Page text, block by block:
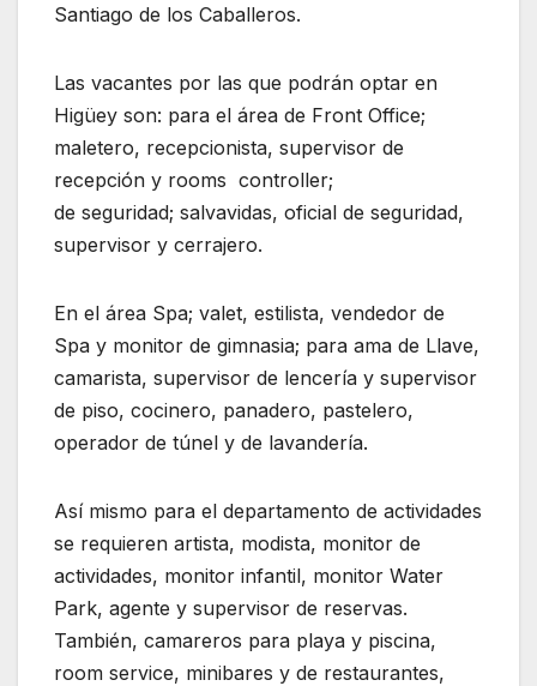
Santiago de los Caballeros.
Las vacantes por las que podrán optar en
Higüey son: para el área de Front Office;
maletero, recepcionista, supervisor de
recepción y rooms controller;
de seguridad; salvavidas, oficial de seguridad,
supervisor y cerrajero.
En el área Spa; valet, estilista, vendedor de
Spa y monitor de gimnasia; para ama de Llave,
camarista, supervisor de lencería y supervisor
de piso, cocinero, panadero, pastelero,
operador de túnel y de lavandería.
Así mismo para el departamento de actividades
se requieren artista, modista, monitor de
actividades, monitor infantil, monitor Water
Park, agente y supervisor de reservas.
También, camareros para playa y piscina,
room service, minibares y de restaurantes,